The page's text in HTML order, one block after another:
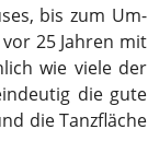
bis zum Um-
25 Jahren mit
wie viele der
die gute
die Tanzfläche